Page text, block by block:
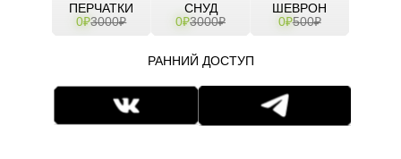
ПЕРЧАТКИ
0₽3000₽
СНУД
0₽3000₽
ШЕВРОН
0₽500₽
РАННИЙ ДОСТУП